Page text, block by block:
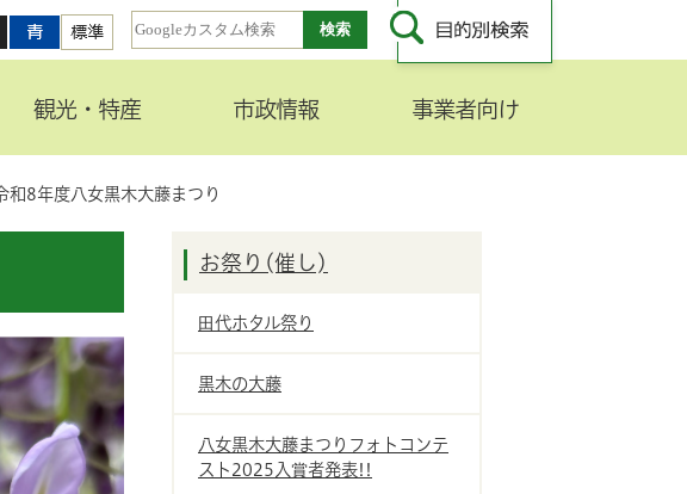
観光・特産 市政情報 事業者向け
和8年度八女黒木大藤まつり
お祭り(催し)
田代ホタル祭り
黒木の大藤
八女黒木大藤まつりフォトコンテ
スト2025入賞者発表!!